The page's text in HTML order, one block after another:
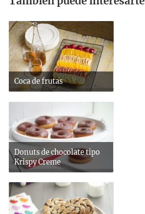
Coca de frutas
Donuts de chocolate tipo
Krispy Creme